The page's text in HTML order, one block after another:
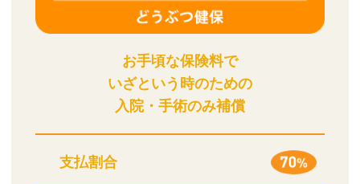
お手頃な保険料で
いざという時のための
入院・手術のみ補償
支払割合